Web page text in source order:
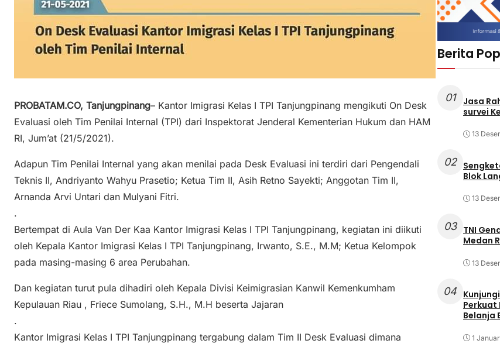
PROBATAM.CO, Tanjungpinang– Kantor Imigrasi Kelas I TPI Tanjungpinang mengikuti On Desk
Evaluasi oleh Tim Penilai Internal (TPI) dari Inspektorat Jenderal Kementerian Hukum dan HAM
RI, Jum’at (21/5/2021).
Adapun Tim Penilai Internal yang akan menilai pada Desk Evaluasi ini terdiri dari Pengendali
Teknis II, Andriyanto Wahyu Prasetio; Ketua Tim II, Asih Retno Sayekti; Anggotan Tim II,
Arnanda Arvi Untari dan Mulyani Fitri.
.
Bertempat di Aula Van Der Kaa Kantor Imigrasi Kelas I TPI Tanjungpinang, kegiatan ini diikuti
oleh Kepala Kantor Imigrasi Kelas I TPI Tanjungpinang, Irwanto, S.E., M.M; Ketua Kelompok
pada masing-masing 6 area Perubahan.
Dan kegiatan turut pula dihadiri oleh Kepala Divisi Keimigrasian Kanwil Kemenkumham
Kepulauan Riau , Friece Sumolang, S.H., M.H beserta Jajaran
.
Kantor Imigrasi Kelas I TPI Tanjungpinang tergabung dalam Tim II Desk Evaluasi dimana
Berita
01
Jasa
survei
13
02
Blok
13
03
TNI
Medan
13
04
Perkuat
Belanja
1